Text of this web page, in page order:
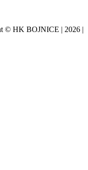
© HK BOJNICE | 2026 |